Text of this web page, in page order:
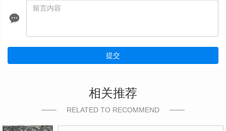
提交
相关推荐
RELATED TO RECOMMEND